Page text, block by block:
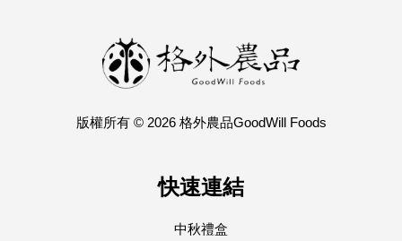
版權所有 © 2026 格外農品GoodWill Foods
快速連結
中秋禮盒